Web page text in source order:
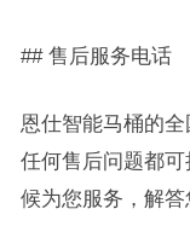
## 售后服务电话
恩仕智能马桶的
任何售后问题都
候为您服务，解答